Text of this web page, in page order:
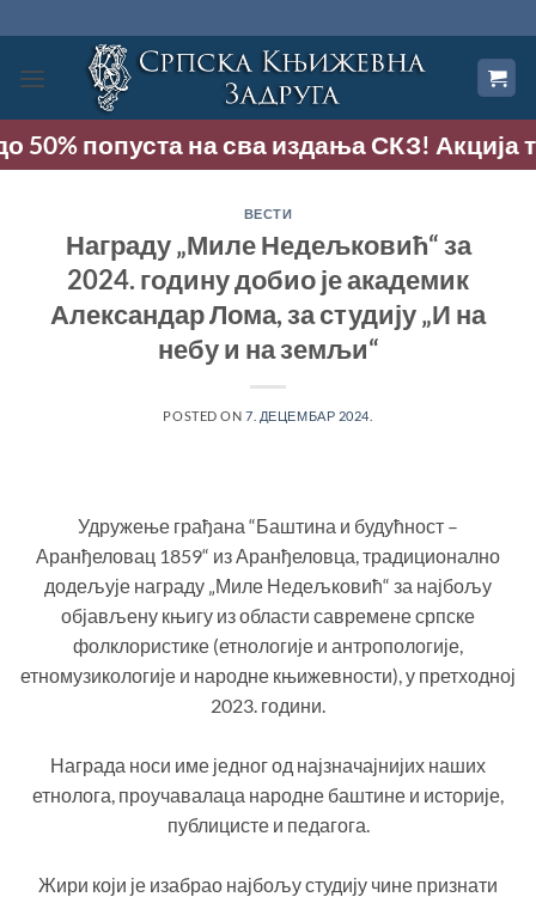
на
садржај
попуста на сва издања СКЗ! Акција
ВЕСТИ
Награду „Миле Недељковић“ за
2024. годину добио је академик
Александар Лома, за студију „И на
небу и на земљи“
POSTED ON7. ДЕЦЕМБАР 2024.
Удружење грађана “Баштина и будућност –
Аранђеловац 1859“ из Аранђеловца, традиционално
додељује награду „Миле Недељковић“ за најбољу
објављену књигу из области савремене српске
фолклористике (етнологије и антропологије,
етномузикологије и народне књижевности), у претходној
2023. години.
Награда носи име једног од најзначајнијих наших
етнолога, проучавалаца народне баштине и историје,
публицисте и педагога.
Жири који је изабрао најбољу студију чине признати